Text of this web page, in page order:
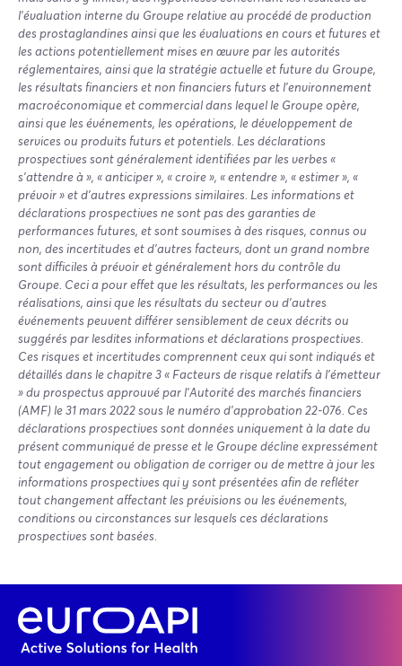
l’évaluation interne du Groupe relative au procédé de production
des prostaglandines ainsi que les évaluations en cours et futures et
les actions potentiellement mises en œuvre par les autorités
réglementaires, ainsi que la stratégie actuelle et future du Groupe,
les résultats financiers et non financiers futurs et l'environnement
macroéconomique et commercial dans lequel le Groupe opère,
ainsi que les événements, les opérations, le développement de
services ou produits futurs et potentiels. Les déclarations
prospectives sont généralement identifiées par les verbes «
s’attendre à », « anticiper », « croire », « entendre », « estimer », «
prévoir » et d’autres expressions similaires. Les informations et
déclarations prospectives ne sont pas des garanties de
performances futures, et sont soumises à des risques, connus ou
non, des incertitudes et d’autres facteurs, dont un grand nombre
sont difficiles à prévoir et généralement hors du contrôle du
Groupe. Ceci a pour effet que les résultats, les performances ou les
réalisations, ainsi que les résultats du secteur ou d’autres
événements peuvent différer sensiblement de ceux décrits ou
suggérés par lesdites informations et déclarations prospectives.
Ces risques et incertitudes comprennent ceux qui sont indiqués et
détaillés dans le chapitre 3 « Facteurs de risque relatifs à l’émetteur
» du prospectus approuvé par l’Autorité des marchés financiers
(AMF) le 31 mars 2022 sous le numéro d’approbation 22-076. Ces
déclarations prospectives sont données uniquement à la date du
présent communiqué de presse et le Groupe décline expressément
tout engagement ou obligation de corriger ou de mettre à jour les
informations prospectives qui y sont présentées afin de refléter
tout changement affectant les prévisions ou les événements,
conditions ou circonstances sur lesquels ces déclarations
prospectives sont basées.